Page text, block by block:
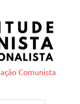
Comunista